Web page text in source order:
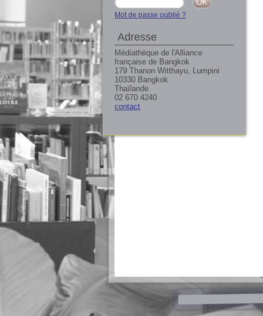
Mot de passe oublié ?
Adresse
Médiathèque de l'Alliance
française de Bangkok
179 Thanon Witthayu, Lumpini
10330 Bangkok
Thaïlande
02 670 4240
contact